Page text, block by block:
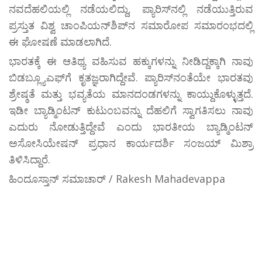
ನವದೆಹಲಿಯಲ್ಲಿ ನಡೆಯಲಿದ್ದು, ಪ್ಯಾರಿಸ್‌ನಲ್ಲಿ ನಡೆಯುತ್ತಿರುವ
ಪ್ರಸ್ತುತ ವಿಶ್ವ ಚಾಂಪಿಯನ್‌ಶಿಪ್‌ನ ಸಮಾರೋಪ ಸಮಾರಂಭದಲ್ಲಿ
ಈ ಘೋಷಣೆ ಮಾಡಲಾಗಿದೆ.
ಭಾರತಕ್ಕೆ ಈ ಆತಿಥ್ಯ ವಹಿಸುವ ಹಕ್ಕುಗಳನ್ನು ನೀಡಿದ್ದಕ್ಕಾಗಿ ನಾವು
ಬಿಡಬ್ಲ್ಯೂಎಫ್‌ಗೆ ಕೃತಜ್ಞರಾಗಿದ್ದೇವೆ. ಪ್ಯಾರಿಸ್‌ನಂತೆಯೇ ಭಾರತವು
ಶ್ರೇಷ್ಠತೆ ಮತ್ತು ಭವ್ಯತೆಯ ಮಾನದಂಡಗಳನ್ನು ಕಾಯ್ದುಕೊಳ್ಳುತ್ತದೆ.
ಇಡೀ ಬ್ಯಾಡ್ಮಿಂಟನ್ ಕುಟುಂಬವನ್ನು ದೆಹಲಿಗೆ ಸ್ವಾಗತಿಸಲು ನಾವು
ಎದುರು ನೋಡುತ್ತಿದ್ದೇವೆ ಎಂದು ಭಾರತೀಯ ಬ್ಯಾಡ್ಮಿಂಟನ್
ಅಸೋಸಿಯೇಷನ್ ಪ್ರಧಾನ ಕಾರ್ಯದರ್ಶಿ ಸಂಜಯ್ ಮಿಶ್ರಾ
ತಿಳಿಸಿದ್ದಾರೆ.
ಹಿಂದೂಸ್ತಾನ್ ಸಮಾಚಾರ್ / Rakesh Mahadevappa